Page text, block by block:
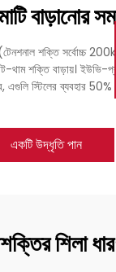
বাড়ানোর
শক্তি সর্বোচ্চ
থাম শক্তি বাড়ায়। ইউভি-
এগুলি স্টিলের ব্যবহার 50%
একটি উদ্ধৃতি পান
শিলা